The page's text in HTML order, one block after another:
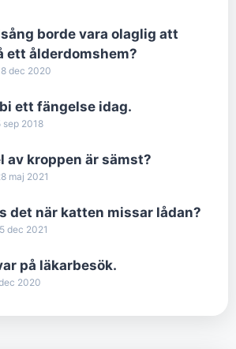
borde vara olaglig att
ett ålderdomshem?
dec 2020
ett fängelse idag.
sep 2018
av kroppen är sämst?
maj 2021
det när katten missar lådan?
dec 2021
på läkarbesök.
2020